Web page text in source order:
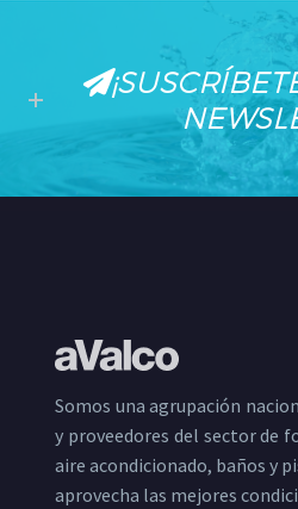
Somos una agrupación
y proveedores del sector de
aire acondicionado, baños y
aprovecha las mejores